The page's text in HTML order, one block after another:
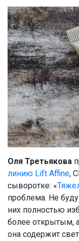
Оля Третьякова
линию Lift Affine,
сыворотке: «
проблема. Не
них полностью
более открытым,
она содержит